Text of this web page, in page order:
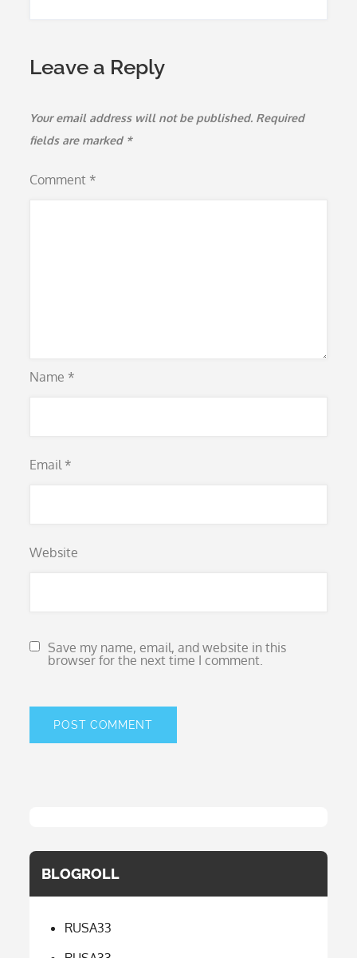
Leave a Reply
Your email address will not be published. Required
fields are marked *
Comment *
Name *
Email *
Website
Save my name, email, and website in this
browser for the next time I comment.
BLOGROLL
RUSA33